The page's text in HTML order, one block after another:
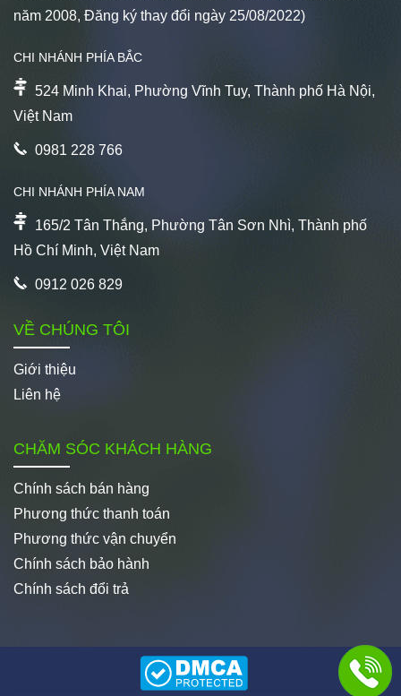
năm 2008, Đăng ký thay đổi ngày 25/08/2022)
CHI NHÁNH PHÍA BẮC
524 Minh Khai, Phường Vĩnh Tuy, Thành phố Hà Nội,
Việt Nam
0981 228 766
CHI NHÁNH PHÍA NAM
165/2 Tân Thắng, Phường Tân Sơn Nhì, Thành phố
Hồ Chí Minh, Việt Nam
0912 026 829
VỀ CHÚNG TÔI
Giới thiệu
Liên hệ
CHĂM SÓC KHÁCH HÀNG
Chính sách bán hàng
Phương thức thanh toán
Phương thức vận chuyển
Chính sách bảo hành
Chính sách đổi trả